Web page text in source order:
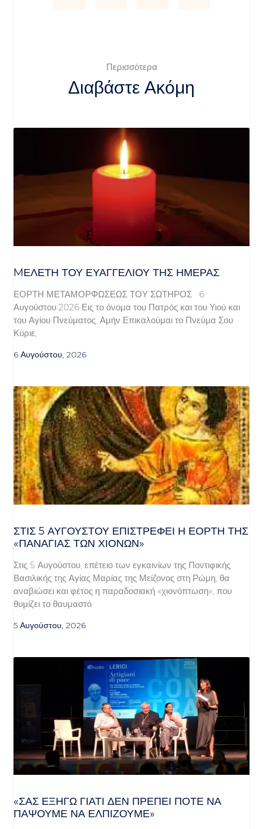
Περισσότερα
Διαβάστε Ακόμη
MΕΛΈΤΗ ΤΟΥ ΕΥΑΓΓΕΛΊΟΥ ΤΗΣ ΗΜΈΡΑΣ
ΕΟΡΤΗ ΜΕΤΑΜΟΡΦΩΣΕΩΣ ΤΟΥ ΣΩΤΗΡΟΣ 6
Αυγούστου 2026 Εις το όνομα του Πατρός και του Υιού και
του Αγίου Πνεύματος. Αμήν Επικαλούμαι το Πνεύμα Σου
Κύριε,
6 Αυγούστου, 2026
ΣΤΙΣ 5 ΑΥΓΟΎΣΤΟΥ ΕΠΙΣΤΡΈΦΕΙ Η ΕΟΡΤΉ ΤΗΣ
«ΠΑΝΑΓΊΑΣ ΤΩΝ ΧΙΌΝΩΝ»
Στις 5 Αυγούστου, επέτειο των εγκαινίων της Ποντιφικής
Βασιλικής της Αγίας Μαρίας της Μείζονος στη Ρώμη, θα
αναβιώσει και φέτος η παραδοσιακή «χιονόπτωση», που
θυμίζει το θαυμαστό
5 Αυγούστου, 2026
«ΣΑΣ ΕΞΗΓΏ ΓΙΑΤΊ ΔΕΝ ΠΡΈΠΕΙ ΠΟΤΈ ΝΑ
ΠΆΨΟΥΜΕ ΝΑ ΕΛΠΊΖΟΥΜΕ»